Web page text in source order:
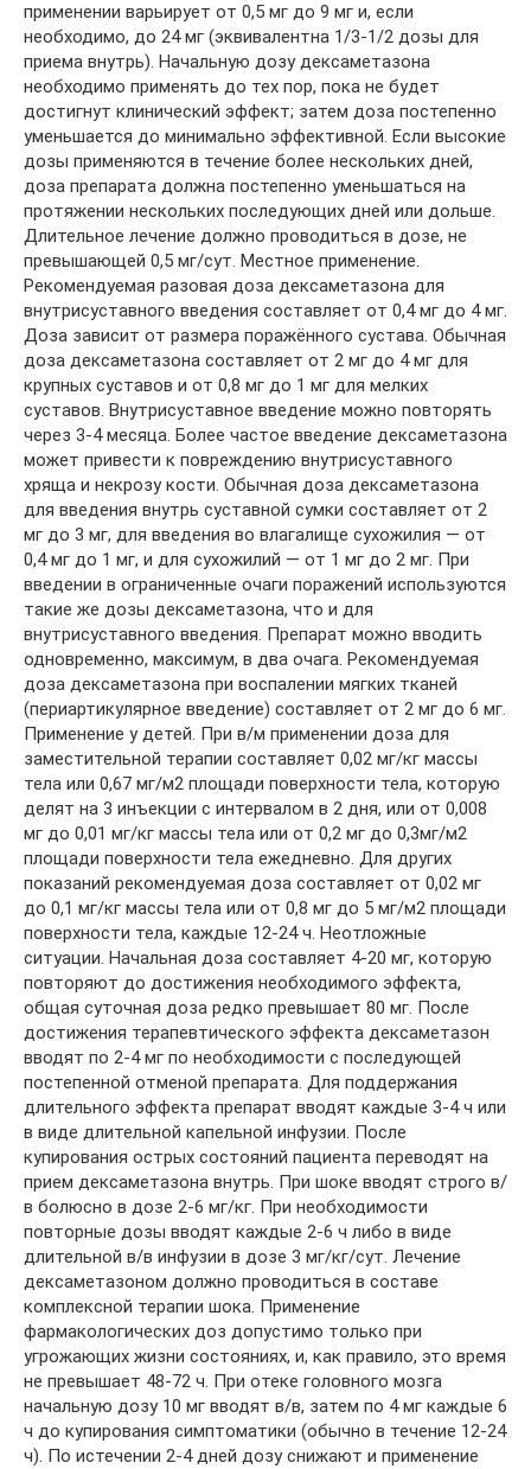
применении варьирует от 0,5 мг до 9 мг и, если
необходимо, до 24 мг (эквивалентна 1/3-1/2 дозы для
приема внутрь). Начальную дозу дексаметазона
необходимо применять до тех пор, пока не будет
достигнут клинический эффект; затем доза постепенно
уменьшается до минимально эффективной. Если высокие
дозы применяются в течение более нескольких дней,
доза препарата должна постепенно уменьшаться на
протяжении нескольких последующих дней или дольше.
Длительное лечение должно проводиться в дозе, не
превышающей 0,5 мг/сут. Местное применение.
Рекомендуемая разовая доза дексаметазона для
внутрисуставного введения составляет от 0,4 мг до 4 мг.
Доза зависит от размера поражённого сустава. Обычная
доза дексаметазона составляет от 2 мг до 4 мг для
крупных суставов и от 0,8 мг до 1 мг для мелких
суставов. Внутрисуставное введение можно повторять
через 3-4 месяца. Более частое введение дексаметазона
может привести к повреждению внутрисуставного
хряща и некрозу кости. Обычная доза дексаметазона
для введения внутрь суставной сумки составляет от 2
мг до 3 мг, для введения во влагалище сухожилия — от
0,4 мг до 1 мг, и для сухожилий — от 1 мг до 2 мг. При
введении в ограниченные очаги поражений используются
такие же дозы дексаметазона, что и для
внутрисуставного введения. Препарат можно вводить
одновременно, максимум, в два очага. Рекомендуемая
доза дексаметазона при воспалении мягких тканей
(периартикулярное введение) составляет от 2 мг до 6 мг.
Применение у детей. При в/м применении доза для
заместительной терапии составляет 0,02 мг/кг массы
тела или 0,67 мг/м2 площади поверхности тела, которую
делят на 3 инъекции с интервалом в 2 дня, или от 0,008
мг до 0,01 мг/кг массы тела или от 0,2 мг до 0,3мг/м2
площади поверхности тела ежедневно. Для других
показаний рекомендуемая доза составляет от 0,02 мг
до 0,1 мг/кг массы тела или от 0,8 мг до 5 мг/м2 площади
поверхности тела, каждые 12-24 ч. Неотложные
ситуации. Начальная доза составляет 4-20 мг, которую
повторяют до достижения необходимого эффекта,
общая суточная доза редко превышает 80 мг. После
достижения терапевтического эффекта дексаметазон
вводят по 2-4 мг по необходимости с последующей
постепенной отменой препарата. Для поддержания
длительного эффекта препарат вводят каждые 3-4 ч или
в виде длительной капельной инфузии. После
купирования острых состояний пациента переводят на
прием дексаметазона внутрь. При шоке вводят строго в/
в болюсно в дозе 2-6 мг/кг. При необходимости
повторные дозы вводят каждые 2-6 ч либо в виде
длительной в/в инфузии в дозе 3 мг/кг/сут. Лечение
дексаметазоном должно проводиться в составе
комплексной терапии шока. Применение
фармакологических доз допустимо только при
угрожающих жизни состояниях, и, как правило, это время
не превышает 48-72 ч. При отеке головного мозга
начальную дозу 10 мг вводят в/в, затем по 4 мг каждые 6
ч до купирования симптоматики (обычно в течение 12-24
ч). По истечении 2-4 дней дозу снижают и применение